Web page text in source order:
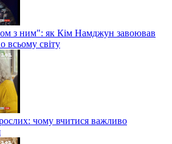
з ним": як Кім Намджун завоював
всьому світу
чому вчитися важливо